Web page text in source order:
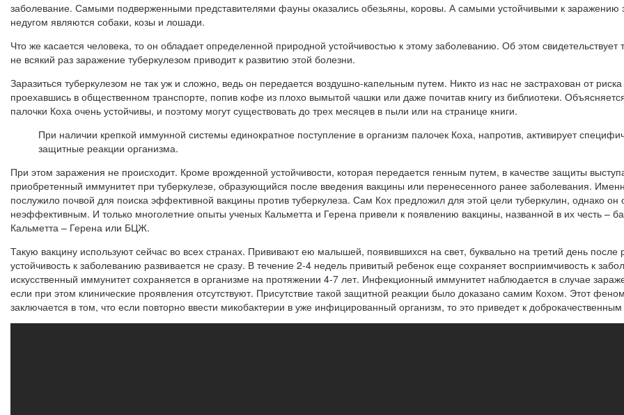
заболевание. Самыми подверженными представителями фауны оказались обезьяны, коровы. А самыми устойчивыми к заражению
недугом являются собаки, козы и лошади.
Что же касается человека, то он обладает определенной природной устойчивостью к этому заболеванию. Об этом свидетельствует
не всякий раз заражение туберкулезом приводит к развитию этой болезни.
Заразиться туберкулезом не так уж и сложно, ведь он передается воздушно-капельным путем. Никто из нас не застрахован от риска
проехавшись в общественном транспорте, попив кофе из плохо вымытой чашки или даже почитав книгу из библиотеки.
палочки Коха очень устойчивы, и поэтому могут существовать до трех месяцев в пыли или на странице книги.
При наличии крепкой иммунной системы единократное поступление в организм палочек Коха, напротив, активирует
защитные реакции организма.
При этом заражения не происходит. Кроме врожденной устойчивости, которая передается генным путем, в качестве защиты
приобретенный иммунитет при туберкулезе, образующийся после введения вакцины или перенесенного ранее заболевания.
послужило почвой для поиска эффективной вакцины против туберкулеза. Сам Кох предложил для этой цели туберкулин, однако он
неэффективным. И только многолетние опыты ученых Кальметта и Герена привели к появлению вакцины, названной в их честь –
Кальметта – Герена или БЦЖ.
Такую вакцину используют сейчас во всех странах. Прививают ею малышей, появившихся на свет, буквально на третий день после
устойчивость к заболеванию развивается не сразу. В течение 2-4 недель привитый ребенок еще сохраняет восприимчивость к
искусственный иммунитет сохраняется в организме на протяжении 4-7 лет. Инфекционный иммунитет наблюдается в случае
если при этом клинические проявления отсутствуют. Присутствие такой защитной реакции было доказано самим Кохом. Этот
заключается в том, что если повторно ввести микобактерии в уже инфицированный организм, то это приведет к